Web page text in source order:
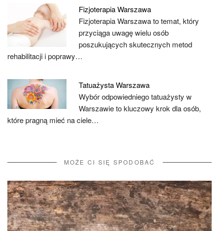
Fizjoterapia Warszawa
Fizjoterapia Warszawa to temat, który
przyciąga uwagę wielu osób
poszukujących skutecznych metod
rehabilitacji i poprawy…
Tatuażysta Warszawa
Wybór odpowiedniego tatuażysty w
Warszawie to kluczowy krok dla osób,
które pragną mieć na ciele…
MOŻE CI SIĘ SPODOBAĆ